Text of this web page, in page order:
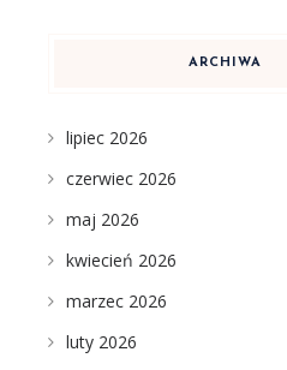
ARCHIWA
lipiec 2026
czerwiec 2026
maj 2026
kwiecień 2026
marzec 2026
luty 2026